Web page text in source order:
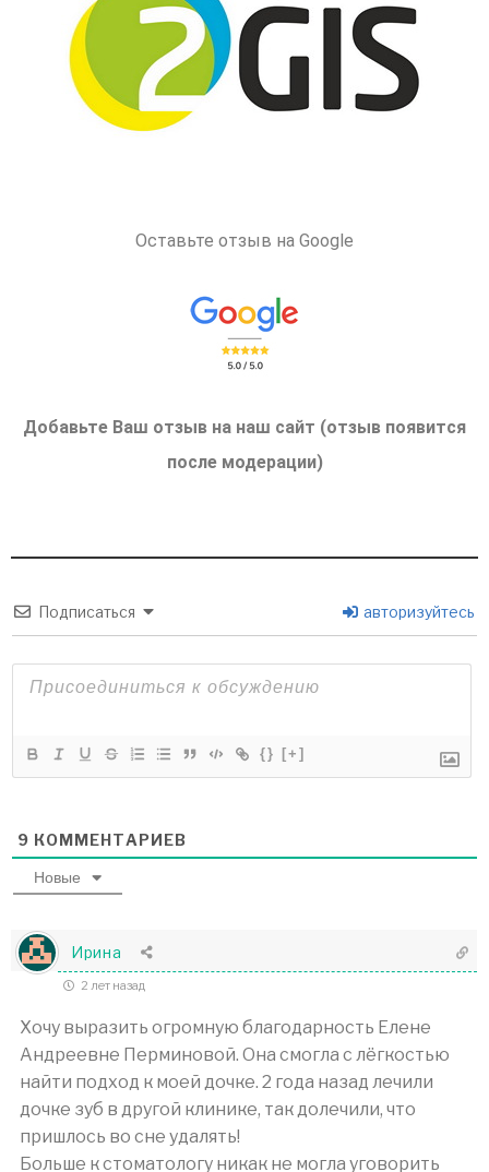
Оставьте отзыв на Google
Добавьте Ваш отзыв на наш сайт (отзыв появится
после модерации)
Подписаться авторизуйтесь
{} [+]
9 КОММЕНТАРИЕВ
Новые
Ирина
2 лет назад
Хочу выразить огромную благодарность Елене
Андреевне Перминовой. Она смогла с лёгкостью
найти подход к моей дочке. 2 года назад лечили
дочке зуб в другой клинике, так долечили, что
пришлось во сне удалять!
Больше к стоматологу никак не могла уговорить